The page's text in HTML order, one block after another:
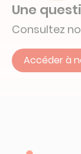
Une
Consultez
Accéder à